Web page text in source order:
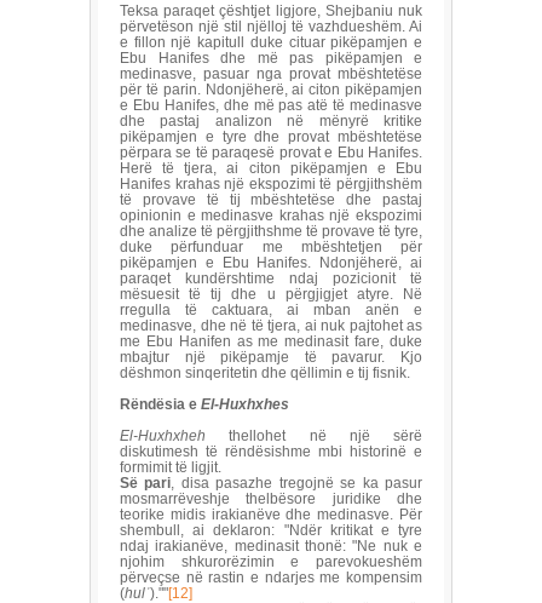
Teksa paraqet çështjet ligjore, Shejbaniu nuk
përvetëson një stil njëlloj të vazhdueshëm. Ai
e fillon një kapitull duke cituar pikëpamjen e
Ebu Hanifes dhe më pas pikëpamjen e
medinasve, pasuar nga provat mbështetëse
për të parin. Ndonjëherë, ai citon pikëpamjen
e Ebu Hanifes, dhe më pas atë të medinasve
dhe pastaj analizon në mënyrë kritike
pikëpamjen e tyre dhe provat mbështetëse
përpara se të paraqesë provat e Ebu Hanifes.
Herë të tjera, ai citon pikëpamjen e Ebu
Hanifes krahas një ekspozimi të përgjithshëm
të provave të tij mbështetëse dhe pastaj
opinionin e medinasve krahas një ekspozimi
dhe analize të përgjithshme të provave të tyre,
duke përfunduar me mbështetjen për
pikëpamjen e Ebu Hanifes. Ndonjëherë, ai
paraqet kundërshtime ndaj pozicionit të
mësuesit të tij dhe u përgjigjet atyre. Në
rregulla të caktuara, ai mban anën e
medinasve, dhe në të tjera, ai nuk pajtohet as
me Ebu Hanifen as me medinasit fare, duke
mbajtur një pikëpamje të pavarur. Kjo
dëshmon sinqeritetin dhe qëllimin e tij fisnik.
Rëndësia e El-Huxhxhes
El-Huxhxhehthellohet në një sërë
diskutimesh të rëndësishme mbi historinë e
formimit të ligjit.
Së pari, disa pasazhe tregojnë se ka pasur
mosmarrëveshje thelbësore juridike dhe
teorike midis irakianëve dhe medinasve. Për
shembull, ai deklaron: "Ndër kritikat e tyre
ndaj irakianëve, medinasit thonë: "Ne nuk e
njohim shkurorëzimin e parevokueshëm
përveçse në rastin e ndarjes me kompensim
(hulʿ).""[12]